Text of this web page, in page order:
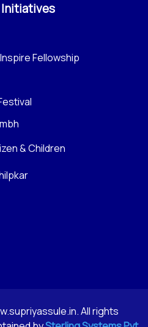
Initiatives
Fellowship
& Children
All rights